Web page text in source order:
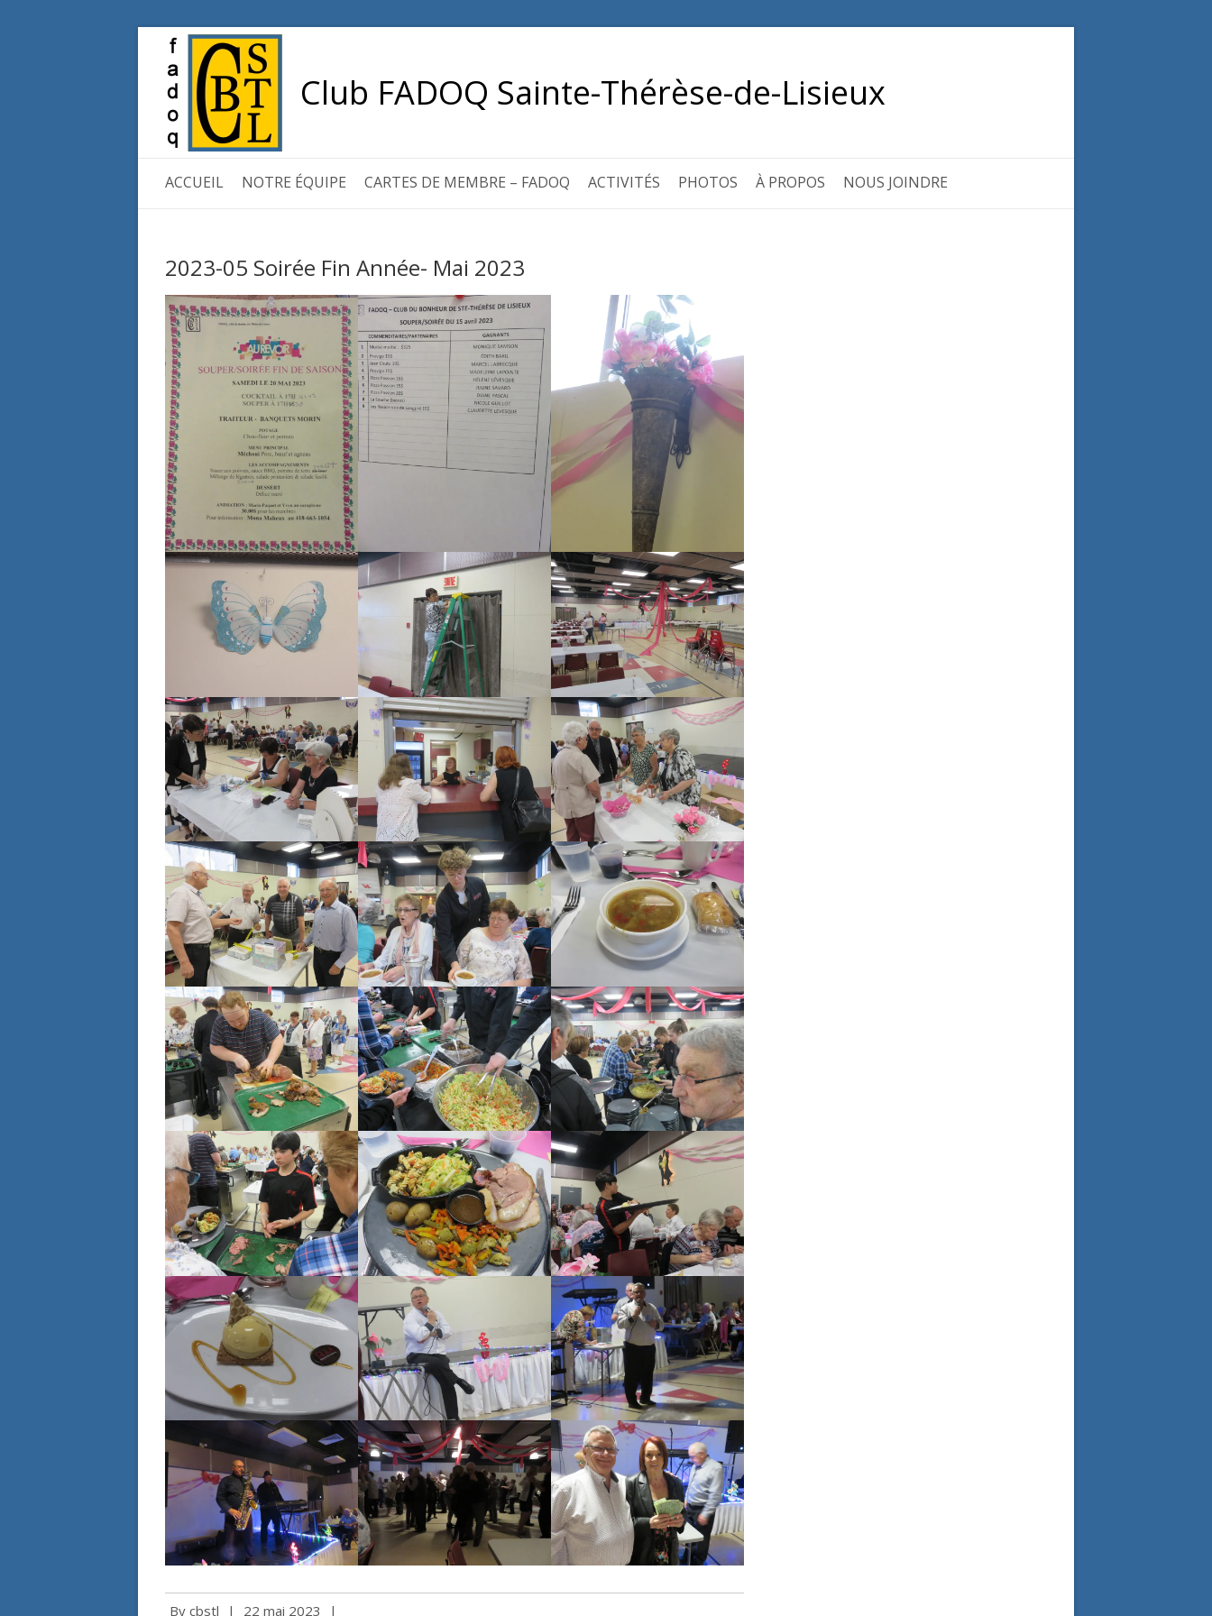
Club FADOQ Sainte-Thérèse-de-Lisieux
ACCUEIL NOTRE ÉQUIPE CARTES DE MEMBRE – FADOQ ACTIVITÉS PHOTOS À PROPOS NOUS JOINDRE
2023-05 Soirée Fin Année- Mai 2023
By cbstl | 22 mai 2023 |